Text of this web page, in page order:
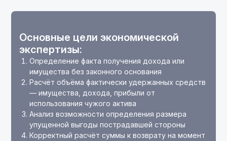
Основные цели экономической
экспертизы:
Определение факта получения дохода или
имущества без законного основания
Расчёт объёма фактически удержанных средств
— имущества, дохода, прибыли от
использования чужого актива
Анализ возможности определения размера
упущенной выгоды пострадавшей стороны
Корректный расчёт суммы к возврату на момент